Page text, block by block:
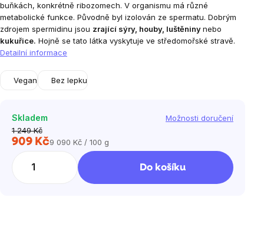
buňkách, konkrétně ribozomech. V organismu má různé
metabolické funkce. Původně byl izolován ze spermatu. Dobrým
zdrojem spermidinu jsou zrající sýry, houby, luštěninynebo
kukuřice. Hojně se tato látka vyskytuje ve středomořské stravě.
Detailní informace
Vegan Bez lepku
Skladem
Možnosti doručení
1 249 Kč
909 KčMěrná
9 090 Kč / 100 g
Do košíku